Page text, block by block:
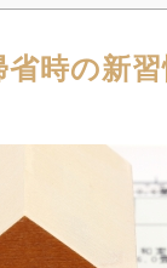
省時の新